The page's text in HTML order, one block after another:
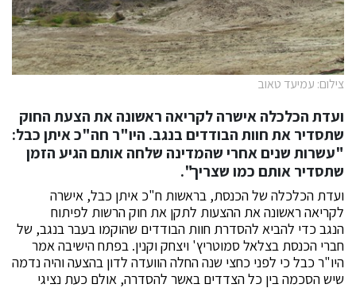
צילום: עמיעד טאוב
ועדת הכלכלה אישרה לקריאה ראשונה את הצעת החוק
שתסדיר את חוות הבודדים בנגב. היו"ר חה"כ איתן כבל:
"עשרות שנים אחרי שהמדינה שלחה אותם הגיע הזמן
שתסדיר אותם כמו שצריך".
ועדת הכלכלה של הכנסת, בראשות ח"כ איתן כבל, אישרה
לקריאה ראשונה את ההצעות לתקן את חוק הרשות לפיתוח
הנגב כדי להביא להסדרת חוות הבודדים שהוקמו בעבר בנגב, של
חברי הכנסת בצלאל סמוטריץ' ויצחק וקנין. בפתח הישיבה אמר
היו"ר כבל כי לפני כחצי שנה החלה הוועדה לדון בהצעה והיה נדמה
שיש הסכמה בין כל הצדדים באשר להסדרה, אולם כעת נציגי